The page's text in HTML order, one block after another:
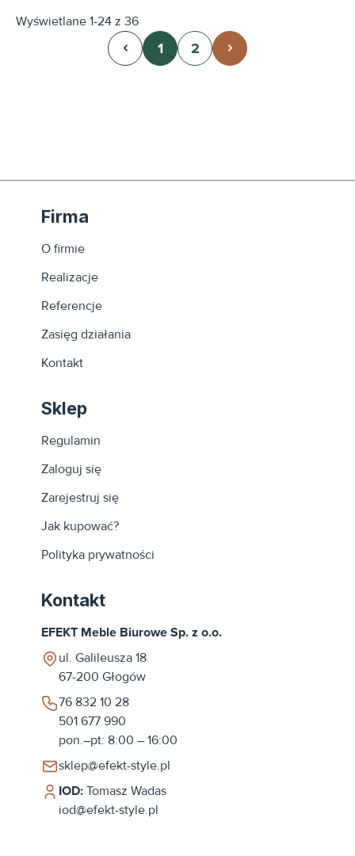
Wyświetlane 1-24 z 36
Strona
1 Strona
2
Firma
O firmie
Realizacje
Referencje
Zasięg działania
Kontakt
Sklep
Regulamin
Zaloguj się
Zarejestruj się
Jak kupować?
Polityka prywatności
Kontakt
EFEKT Meble Biurowe Sp. z o.o.
ul. Galileusza 18
67-200 Głogów
76 832 10 28
501 677 990
pon.–pt: 8:00 – 16:00
sklep@efekt-style.pl
IOD: Tomasz Wadas
iod@efekt-style.pl